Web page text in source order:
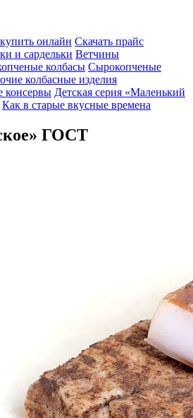
онлайн Скачать прайс
и сардельки Ветчины
колбасы Сырокопченые
колбасные изделия
консервы Детская серия «Маленький
Как в старые вкусные времена
ГОСТ